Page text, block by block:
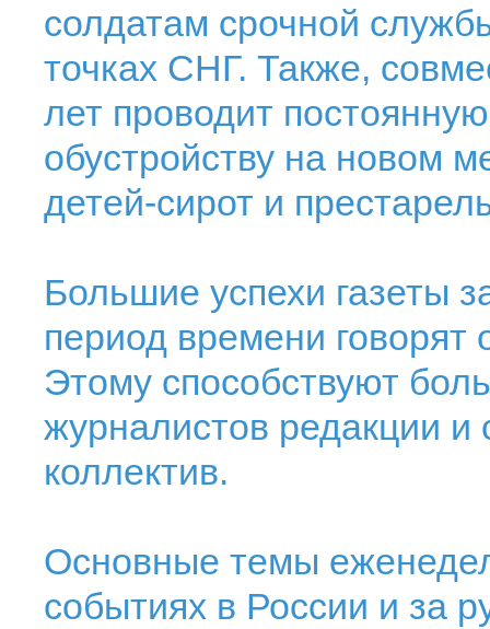
солдатам срочной
точках СНГ. Также,
лет проводит
обустройству на новом
детей-сирот и
Большие успехи газеты
период времени
Этому способствуют
журналистов редакции
коллектив.
Основные темы
событиях в России и за